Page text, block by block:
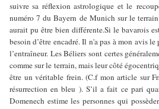
suivre sa réflexion astrologique et le
numéro 7 du Bayern de Munich sur le
aurait pu être bien différente.Si le bavarois
besoin d’être encadré. Il n'a pas à mon avis
l’entraîneur. Les Béliers sont certes
comme sur le terrain, mais leur côté
être un véritable frein. (C.f mon article sur
résurrection en bleu ). S’il a fait ce pari
Domenech estime les personnes qui